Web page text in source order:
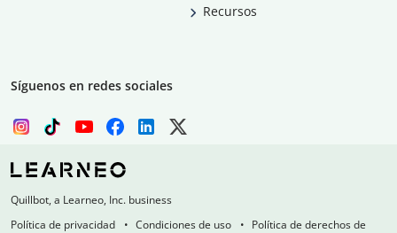
Recursos
Síguenos en redes sociales
Quillbot, a Learneo, Inc. business
Política de privacidad
Condiciones de uso Política de derechos de